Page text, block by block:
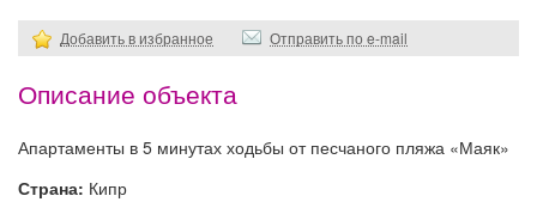
Добавить в избранное Отправить по e-mail
Описание объекта
Апартаменты в 5 минутах ходьбы от песчаного пляжа «Маяк»
Страна: Кипр